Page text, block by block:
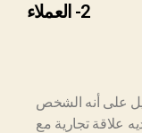
2- العملاء
على أنه الشخص
علاقة تجارية مع